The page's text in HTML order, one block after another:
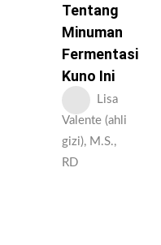
Tentang
Minuman
Fermentasi
Kuno Ini
Lisa
Valente (ahli
gizi), M.S.,
RD